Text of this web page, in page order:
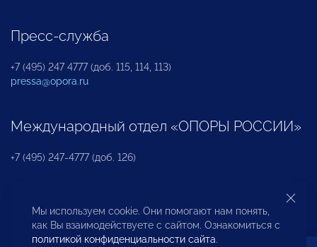
Пресс-служба
+7 (495) 247 4777 (доб. 115, 114, 113)
pressa@opora.ru
Международный отдел «ОПОРЫ РОССИИ»
+7 (495) 247-4777 (доб. 126)
Бюро по защите прав предпринимателей и
инвесторов
Мы используем cookie. Они помогают нам понять,
как Вы взаимодействуете с сайтом. Ознакомиться с
политикой конфиденциальности сайта.